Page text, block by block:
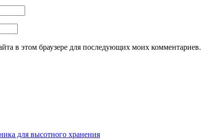
в этом браузере для последующих моих комментариев.
для высотного хранения